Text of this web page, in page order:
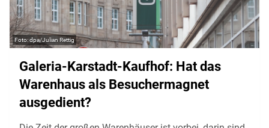
dpa/Julian Rettig
Galeria-Karstadt-Kaufhof: Hat das
Warenhaus als Besuchermagnet
ausgedient?